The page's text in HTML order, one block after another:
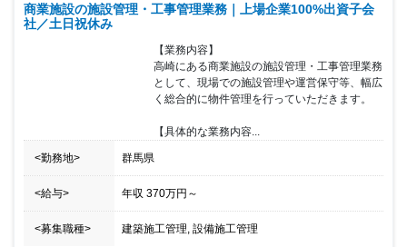
以上で土日祝日休みのため、ワークライフバランスも整っておりま
す。 ※当求人は全国転勤の可能性があります。
商業施設の施設管理・工事管理業務｜上場企業100%出資子会
社／土日祝休み
【業務内容】
高崎にある商業施設の施設管理・工事管理業務
として、現場での施設管理や運営保守等、幅広
く総合的に物件管理を行っていただきます。
【具体的な業務内容...
<勤務地> 群馬県
<給与> 年収 370万円 ～
<募集職種> 建築施工管理, 設備施工管理